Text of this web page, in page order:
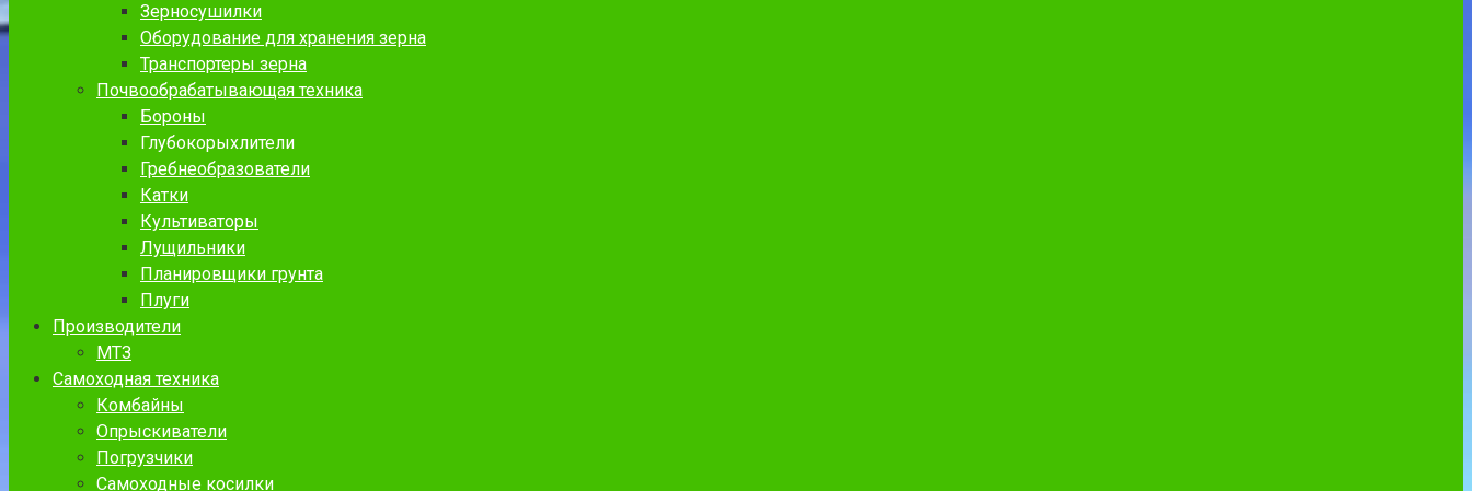
Зерносушилки
Оборудование для хранения зерна
Транспортеры зерна
Почвообрабатывающая техника
Бороны
Глубокорыхлители
Гребнеобразователи
Катки
Культиваторы
Лущильники
Планировщики грунта
Плуги
Производители
МТЗ
Самоходная техника
Комбайны
Опрыскиватели
Погрузчики
Самоходные косилки